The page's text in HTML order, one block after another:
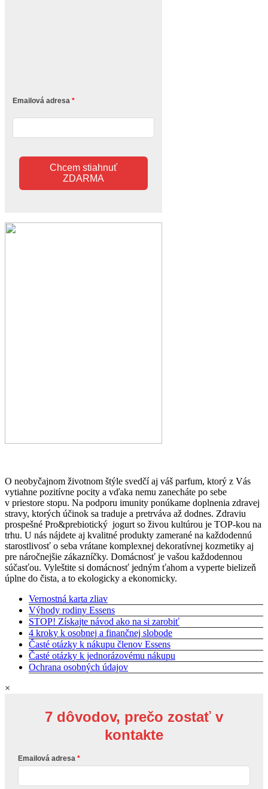
Emailová adresa
Chcem stiahnuť
ZDARMA
O neobyčajnom životnom štýle svedčí aj váš parfum, ktorý z Vás
vytiahne pozitívne pocity a vďaka nemu zanecháte po sebe
v priestore stopu. Na podporu imunity ponúkame doplnenia zdravej
stravy, ktorých účinok sa traduje a pretrváva až dodnes. Zdraviu
prospešné Pro&prebiotický jogurt so živou kultúrou je TOP-kou na
trhu. U nás nájdete aj kvalitné produkty zamerané na každodennú
starostlivosť o seba vrátane komplexnej dekoratívnej kozmetiky aj
pre náročnejšie zákazníčky. Domácnosť je vašou každodennou
súčasťou. Vyleštite si domácnosť jedným ťahom a vyperte bielizeň
úplne do čista, a to ekologicky a ekonomicky.
Vernostná karta zliav
Výhody rodiny Essens
STOP! Získajte návod ako na si zarobiť
4 kroky k osobnej a finančnej slobode
Časté otázky k nákupu členov Essens
Časté otázky k jednorázovému nákupu
Ochrana osobných údajov
×
7 dôvodov, prečo zostať v
kontakte
Emailová adresa